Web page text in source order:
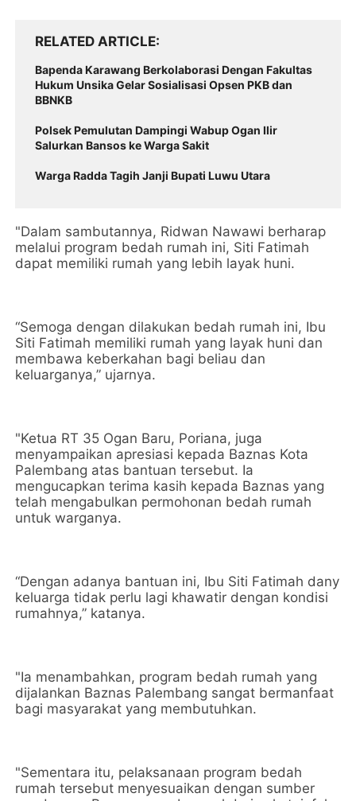
RELATED ARTICLE
Bapenda Karawang Berkolaborasi Dengan Fakultas
Hukum Unsika Gelar Sosialisasi Opsen PKB dan
BBNKB
Polsek Pemulutan Dampingi Wabup Ogan Ilir
Salurkan Bansos ke Warga Sakit
Warga Radda Tagih Janji Bupati Luwu Utara
"Dalam sambutannya, Ridwan Nawawi berharap
melalui program bedah rumah ini, Siti Fatimah
dapat memiliki rumah yang lebih layak huni.
“Semoga dengan dilakukan bedah rumah ini, Ibu
Siti Fatimah memiliki rumah yang layak huni dan
membawa keberkahan bagi beliau dan
keluarganya,” ujarnya.
"Ketua RT 35 Ogan Baru, Poriana, juga
menyampaikan apresiasi kepada Baznas Kota
Palembang atas bantuan tersebut. Ia
mengucapkan terima kasih kepada Baznas yang
telah mengabulkan permohonan bedah rumah
untuk warganya.
“Dengan adanya bantuan ini, Ibu Siti Fatimah dany
keluarga tidak perlu lagi khawatir dengan kondisi
rumahnya,” katanya.
"Ia menambahkan, program bedah rumah yang
dijalankan Baznas Palembang sangat bermanfaat
bagi masyarakat yang membutuhkan.
"Sementara itu, pelaksanaan program bedah
rumah tersebut menyesuaikan dengan sumber